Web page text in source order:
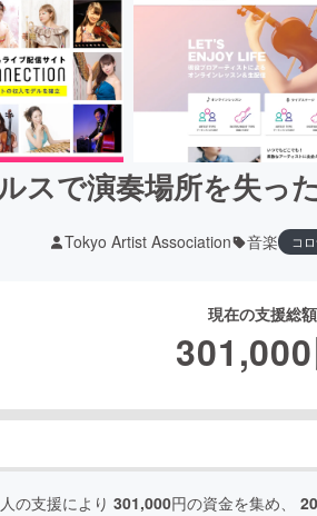
スで演奏場所を失っ
Tokyo Artist Association 音楽 コ
現在の支援総額
301,000
人の支援により 301,000円の資金を集め、